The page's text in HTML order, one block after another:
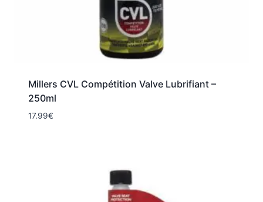
Millers CVL Compétition Valve Lubrifiant –
250ml
17.99€